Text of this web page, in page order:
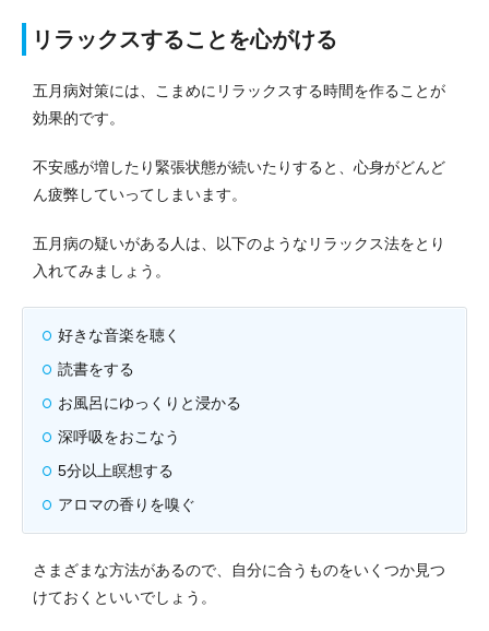
リラックスすることを心がける
五月病対策には、こまめにリラックスする時間を作ることが
効果的です。
不安感が増したり緊張状態が続いたりすると、心身がどんど
ん疲弊していってしまいます。
五月病の疑いがある人は、以下のようなリラックス法をとり
入れてみましょう。
好きな音楽を聴く
読書をする
お風呂にゆっくりと浸かる
深呼吸をおこなう
5分以上瞑想する
アロマの香りを嗅ぐ
さまざまな方法があるので、自分に合うものをいくつか見つ
けておくといいでしょう。